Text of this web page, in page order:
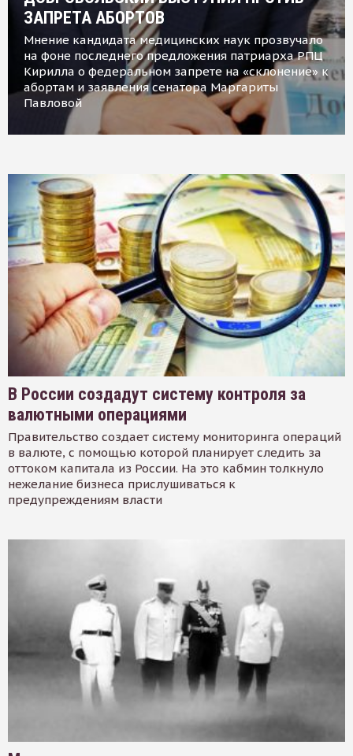
ЗАПРЕТА АБОРТОВ
Мнение кандидата медицинских наук прозвучало
на фоне последнего предложения патриарха РПЦ
Кирилла о федеральном запрете на «склонение» к
абортам и заявления сенатора Маргариты
Павловой
В России создадут систему контроля за
валютными операциями
Правительство создает систему мониторинга операций
в валюте, с помощью которой планирует следить за
оттоком капитала из России. На это кабмин толкнуло
нежелание бизнеса прислушиваться к
предупреждениям власти